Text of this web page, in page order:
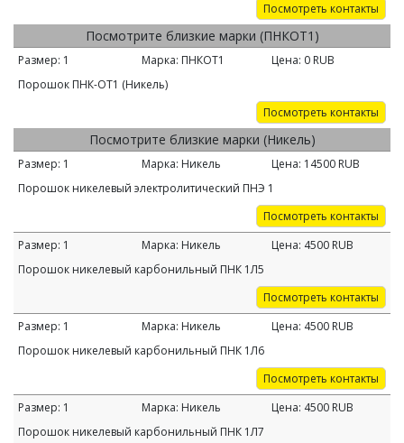
Посмотреть контакты
Посмотрите близкие марки (ПНКОТ1)
Размер: 1 Марка: ПНКОТ1 Цена: 0 RUB
Порошок ПНК-ОТ1 (Никель)
Посмотреть контакты
Посмотрите близкие марки (Никель)
Размер: 1 Марка: Никель Цена: 14500 RUB
Порошок никелевый электролитический ПНЭ 1
Посмотреть контакты
Размер: 1 Марка: Никель Цена: 4500 RUB
Порошок никелевый карбонильный ПНК 1Л5
Посмотреть контакты
Размер: 1 Марка: Никель Цена: 4500 RUB
Порошок никелевый карбонильный ПНК 1Л6
Посмотреть контакты
Размер: 1 Марка: Никель Цена: 4500 RUB
Порошок никелевый карбонильный ПНК 1Л7